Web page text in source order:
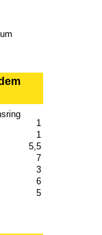
1
1
5,5
7
3
6
5